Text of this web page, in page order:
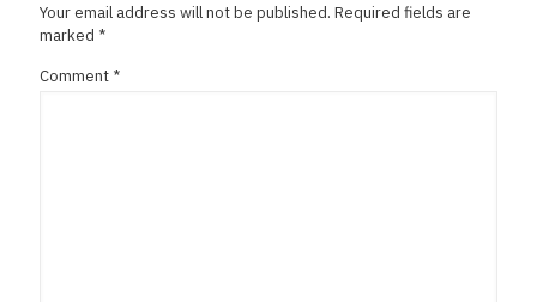
Your email address will not be published. Required fields are
marked *
Comment *